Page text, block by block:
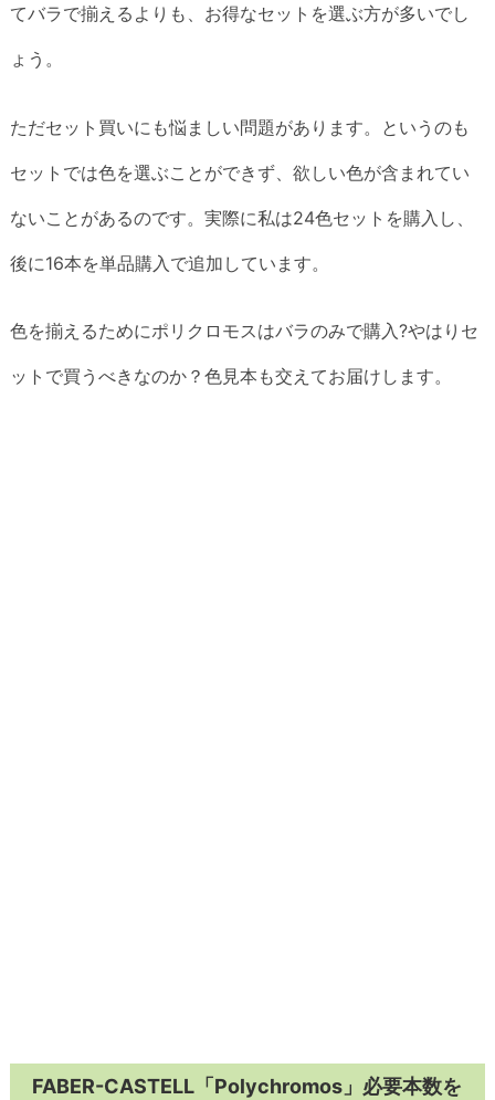
てバラで揃えるよりも、お得なセットを選ぶ方が多いでし
ょう。
ただセット買いにも悩ましい問題があります。というのも
セットでは色を選ぶことができず、欲しい色が含まれてい
ないことがあるのです。実際に私は24色セットを購入し、
後に16本を単品購入で追加しています。
色を揃えるためにポリクロモスはバラのみで購入?やはりセ
ットで買うべきなのか？色見本も交えてお届けします。
FABER-CASTELL「Polychromos」必要本数を